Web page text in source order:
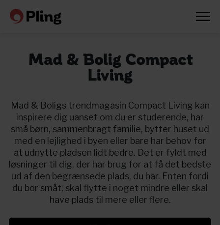
Prøv en måned gratis
Mad & Bolig Compact
Living
Mad & Boligs trendmagasin Compact Living kan
inspirere dig uanset om du er studerende, har
små børn, sammenbragt familie, bytter huset ud
med en lejlighed i byen eller bare har behov for
at udnytte pladsen lidt bedre. Det er fyldt med
løsninger til dig, der har brug for at få det bedste
ud af den begrænsede plads, du har. Enten fordi
du bor småt, skal flytte i noget mindre eller skal
have plads til mere eller flere.